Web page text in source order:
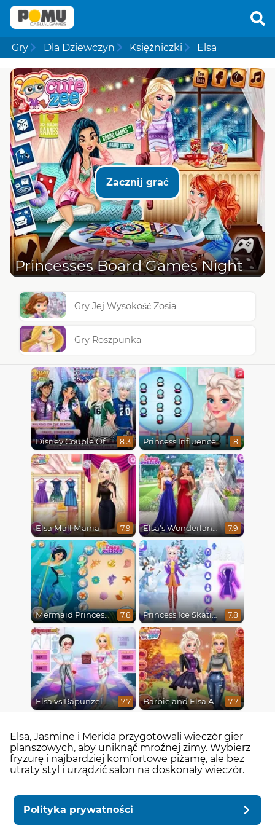
Gry Dla Dziewczyn Księżniczki Elsa
Zacznij grać
Princesses Board Games Night
Gry Jej Wysokość Zosia
Gry Roszpunka
Disney Couple Of The Year 8.3 Princess Influencer Winter Wonderland 8
Elsa Mall Mania 7.9 Elsa's Wonderland Wedding 7.9
Mermaid Princesses 7.8 Princess Ice Skating Adventure 7.8
Elsa vs Rapunzel Fashion Game 7.7 Barbie and Elsa Autumn Patterns 7.7
Elsa, Jasmine i Merida przygotowali wieczór gier
planszowych, aby uniknąć mroźnej zimy. Wybierz
fryzurę i najbardziej komfortowe piżamę, ale bez
utraty styl i urządzić salon na doskonały wieczór.
Polityka prywatności